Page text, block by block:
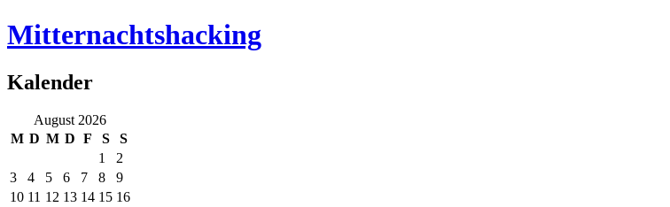
Mitternachtshacking
Kalender
August 2026
M D M D F S
S
1
2
3
4 5 6 7 8
9
10 11 12 13 14 15 16